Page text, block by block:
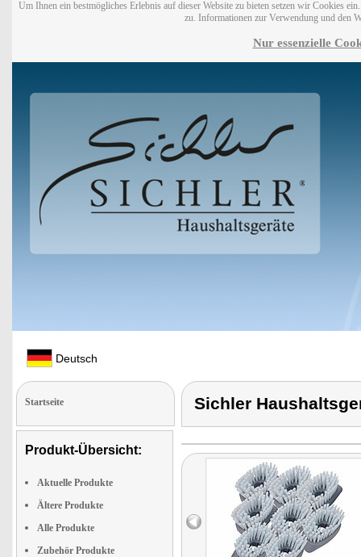
Um Ihnen ein bestmögliches Erlebnis auf dieser Website zu bieten setzen wir Cookies
zu. Informationen zur Verwendung und den
Nur essenzielle
Deutsch
Startseite
Produkt-Übersicht:
Aktuelle Produkte
Ältere Produkte
Alle Produkte
Zubehör Produkte
Sichler